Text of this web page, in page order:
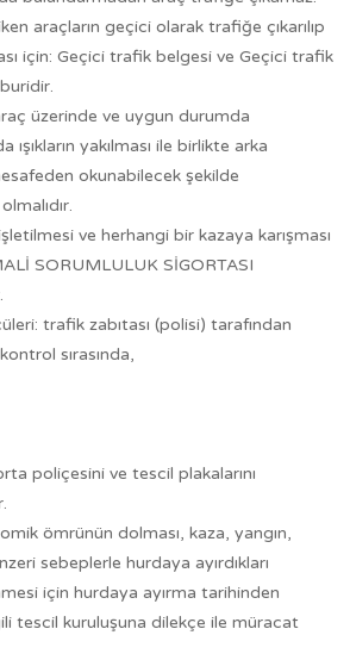
araçların geçici olarak trafiğe çıkarılıp
için: Geçici trafik belgesi ve Geçici trafik
üzerinde ve uygun durumda
ışıkların yakılması ile birlikte arka
okunabilecek şekilde
ve herhangi bir kazaya karışması
SORUMLULUK SİGORTASI
trafik zabıtası (polisi) tarafından
sırasında,
poliçesini ve tescil plakalarını
ömrünün dolması, kaza, yangın,
sebeplerle hurdaya ayırdıkları
için hurdaya ayırma tarihinden
tescil kuruluşuna dilekçe ile müracat